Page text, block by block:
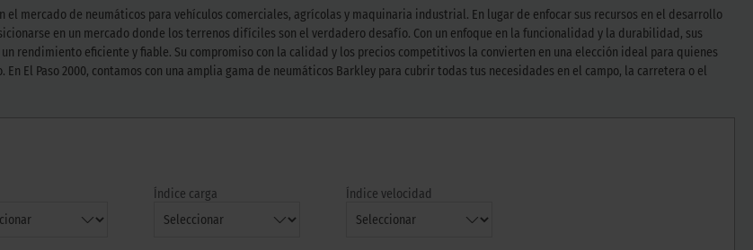
el mercado de neumáticos para vehículos comerciales, agrícolas y maquinaria industrial. En lugar de enfocar sus recursos en el desarrollo
en un mercado donde los terrenos difíciles son el verdadero desafío. Con un enfoque en la funcionalidad y la durabilidad, sus
rendimiento eficiente y fiable. Su compromiso con la calidad y los precios competitivos la convierten en una elección ideal para quienes
El Paso 2000, contamos con una amplia gama de neumáticos Barkley para cubrir todas tus necesidades en el campo, la carretera o el
Índice carga Índice velocidad